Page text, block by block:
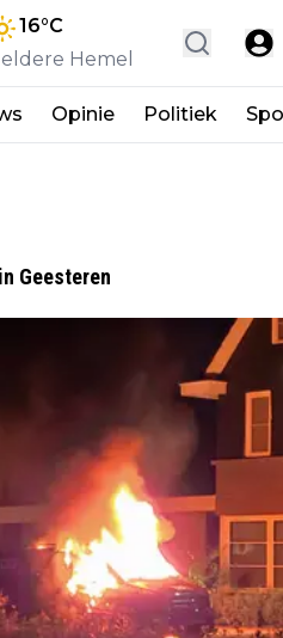
16°C
Hemel
Opinie Politiek
Geesteren